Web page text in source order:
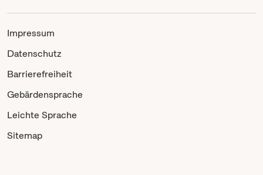
Impressum
Datenschutz
Barrierefreiheit
Gebärdensprache
Leichte Sprache
Sitemap